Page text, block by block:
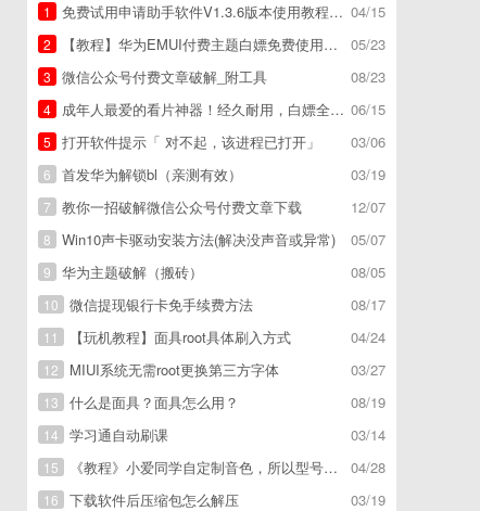
04/15
1
免费试用申请助手软件V1.3.6版本使用教程，免费领空调冰箱，附下载地址
05/23
2
【教程】华为EMUI付费主题白嫖免费使用方法。
08/23
3
微信公众号付费文章破解_附工具
06/15
4
成年人最爱的看片神器！经久耐用，白嫖全网资源
03/06
5
打开软件提示「 对不起，该进程已打开」
03/19
6
首发华为解锁bl（亲测有效）
12/07
7
教你一招破解微信公众号付费文章下载
05/07
8
Win10声卡驱动安装方法(解决没声音或异常)
08/05
9
华为主题破解（搬砖）
08/17
10
微信提现银行卡免手续费方法
04/24
11
【玩机教程】面具root具体刷入方式
03/27
12
MIUI系统无需root更换第三方字体
08/19
13
什么是面具？面具怎么用？
03/14
14
学习通自动刷课
04/28
15
《教程》小爱同学自定制音色，所以型号通用，不用root
03/19
16
下载软件后压缩包怎么解压